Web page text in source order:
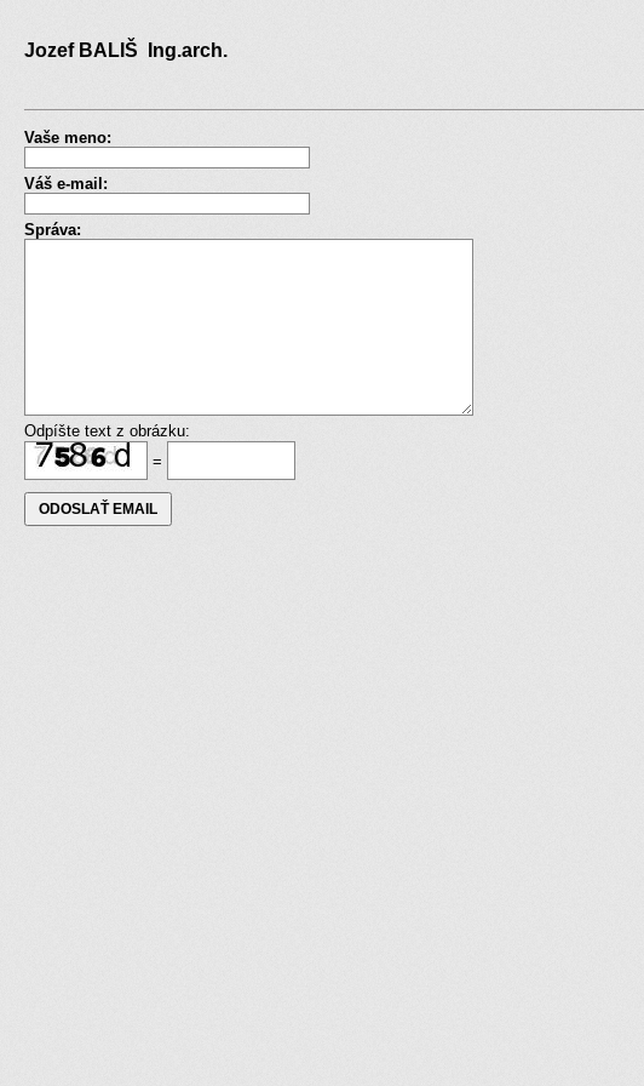
Jozef BALIŠ Ing.arch.
Vaše meno:
Váš e-mail:
Správa:
Odpíšte text z obrázku:
=